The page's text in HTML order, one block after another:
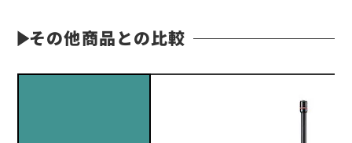
その他商品との比較